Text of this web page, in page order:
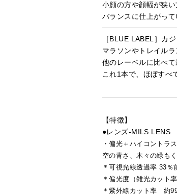
小顔の方や顔幅が狭
バランスに仕上がって
［BLUE LABEL］カ
マラソンやトレイル
他のレーベルに比べ
これ1本で、ほぼすべ
【特徴】
●レンズ-MILS LENS
・偏光＋ハイコントラ
空の青さ、木々の緑も
＊可視光線透過率 33％
＊偏光度（雑光カット
＊紫外線カット率 約